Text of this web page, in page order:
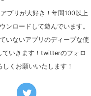
プリが大好き！年間100以上
ンロードして遊んでいます。
いないアプリのディープな使
ていきます！twitterのフォロ
しくお願いいたします！